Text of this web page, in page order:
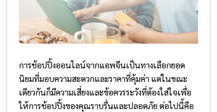
การช้อปปิ้งออนไลน์จากแอพจีนเป็นทางเลือกยอด
นิยมที่มอบความสะดวกและราคาที่คุ้มค่า แต่ในขณะ
เดียวกันก็มีความเสี่ยงและข้อควรระวังที่ต้องใส่ใจเพื่อ
ให้การช้อปปิ้งของคุณราบรื่นและปลอดภัย ต่อไปนี้คือ